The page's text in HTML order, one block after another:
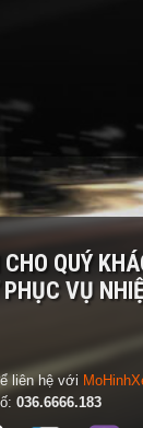
QUÝ
VỤ
liên hệ với
036.6666.183